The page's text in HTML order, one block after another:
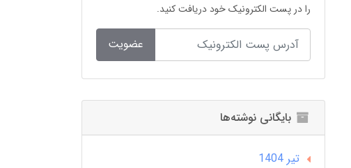
را در پست الکترونیک خود دریافت کنید.
عضویت
بایگانی نوشته‌ها
تير 1404